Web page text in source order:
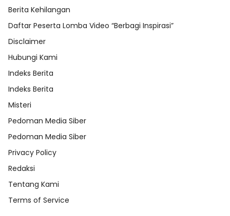
Berita Kehilangan
Daftar Peserta Lomba Video “Berbagi Inspirasi”
Disclaimer
Hubungi Kami
Indeks Berita
Indeks Berita
Misteri
Pedoman Media Siber
Pedoman Media Siber
Privacy Policy
Redaksi
Tentang Kami
Terms of Service